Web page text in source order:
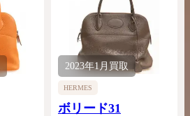
2023年1月買取
HERMES
ボリード31